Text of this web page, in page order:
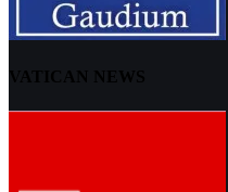
VATICAN NEWS